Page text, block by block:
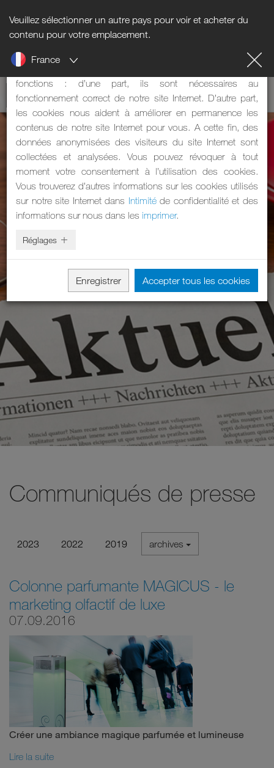
Veuillez sélectionner un autre pays pour voir et acheter du
contenu pour votre emplacement.
France
Communiqués de presse
2023 2022 2019 archives
Colonne parfumante MAGICUS - le
marketing olfactif de luxe
07.09.2016
Créer une ambiance magique parfumée et lumineuse
Lire la suite
Informations sur les cookies
Notre site Internet utilise des cookies. Les cookies ont deux
fonctions : d’une part, ils sont nécessaires au
fonctionnement correct de notre site Internet. D’autre part,
les cookies nous aident à améliorer en permanence les
contenus de notre site Internet pour vous. A cette fin, des
données anonymisées des visiteurs du site Internet sont
collectées et analysées. Vous pouvez révoquer à tout
moment votre consentement à l’utilisation des cookies.
Vous trouverez d’autres informations sur les cookies utilisés
sur notre site Internet dans Intimitéde confidentialité et des
informations sur nous dans les imprimer.
Réglages
Enregistrer Accepter tous les cookies